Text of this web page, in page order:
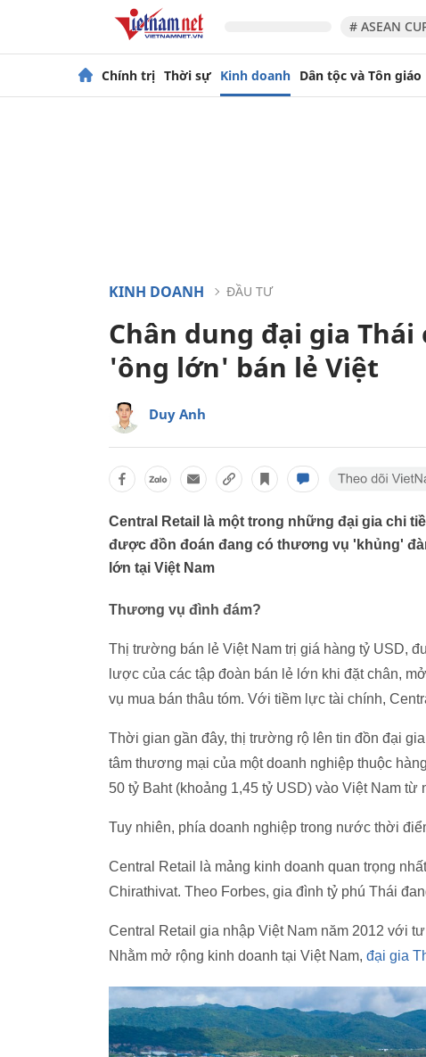
# ASEAN
Chính trị Thời sự Kinh doanh Dân tộc và Tôn giáo
KINH DOANH ĐẦU TƯ
Chân dung đại gia
'ông lớn' bán lẻ Việt
Duy Anh
Central Retail là một trong những đại gia chi
được đồn đoán đang có thương vụ 'khủng'
lớn tại Việt Nam
Thương vụ đình đám?
Thị trường bán lẻ Việt Nam trị giá hàng tỷ USD,
lược của các tập đoàn bán lẻ lớn khi đặt chân,
vụ mua bán thâu tóm. Với tiềm lực tài chính,
Thời gian gần đây, thị trường rộ lên tin đồn đại
tâm thương mại của một doanh nghiệp thuộc
50 tỷ Baht (khoảng 1,45 tỷ USD) vào Việt Nam
Tuy nhiên, phía doanh nghiệp trong nước thời
Central Retail là mảng kinh doanh quan trọng
Chirathivat. Theo Forbes, gia đình tỷ phú Thái
Central Retail gia nhập Việt Nam năm 2012 với
Nhằm mở rộng kinh doanh tại Việt Nam, đại gia